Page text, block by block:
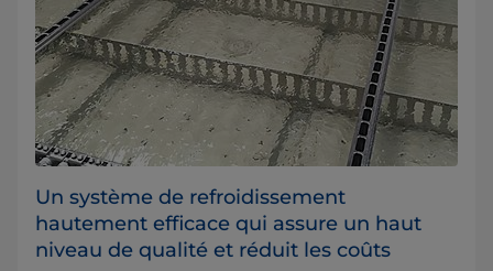
Un système de refroidissement
hautement efficace qui assure un haut
niveau de qualité et réduit les coûts